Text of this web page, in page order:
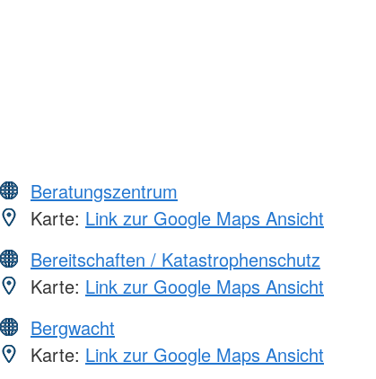
Beratungszentrum
Karte: Link zur Google Maps Ansicht
Bereitschaften / Katastrophenschutz
Karte: Link zur Google Maps Ansicht
Bergwacht
Karte: Link zur Google Maps Ansicht